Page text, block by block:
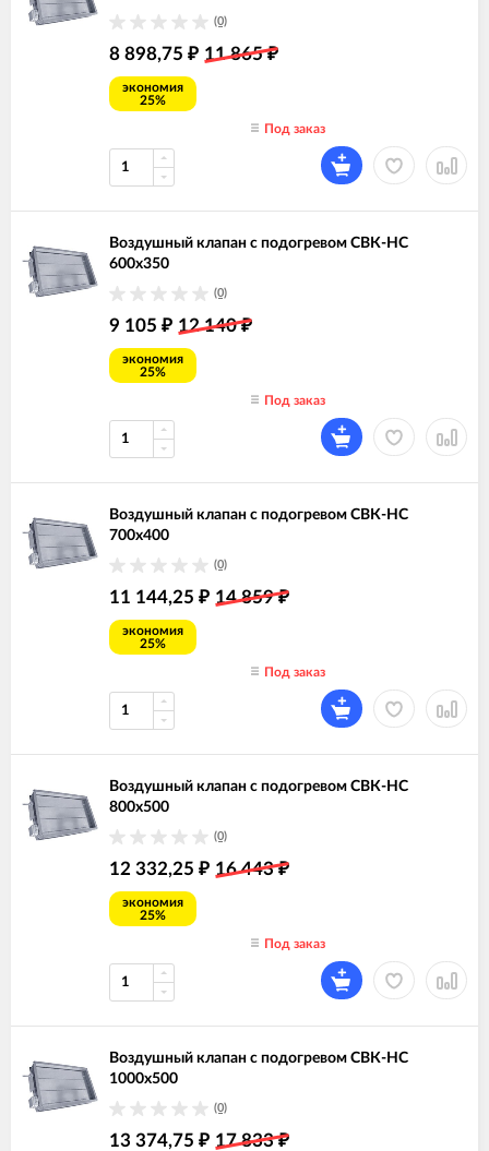
(0)
8 898,75 ₽ 11 865₽
экономия
25%
Под заказ
Воздушный клапан с подогревом СВК-НС
600х350
(0)
9 105 ₽ 12 140₽
экономия
25%
Под заказ
Воздушный клапан с подогревом СВК-НС
700х400
(0)
11 144,25 ₽ 14 859₽
экономия
25%
Под заказ
Воздушный клапан с подогревом СВК-НС
800х500
(0)
12 332,25 ₽ 16 443₽
экономия
25%
Под заказ
Воздушный клапан с подогревом СВК-НС
1000х500
(0)
13 374,75 ₽ 17 833₽